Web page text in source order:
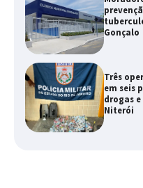
Gonçalo
Três
em seis
drogas
Niterói